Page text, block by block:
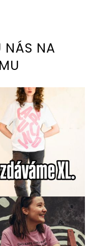
NÁS NA